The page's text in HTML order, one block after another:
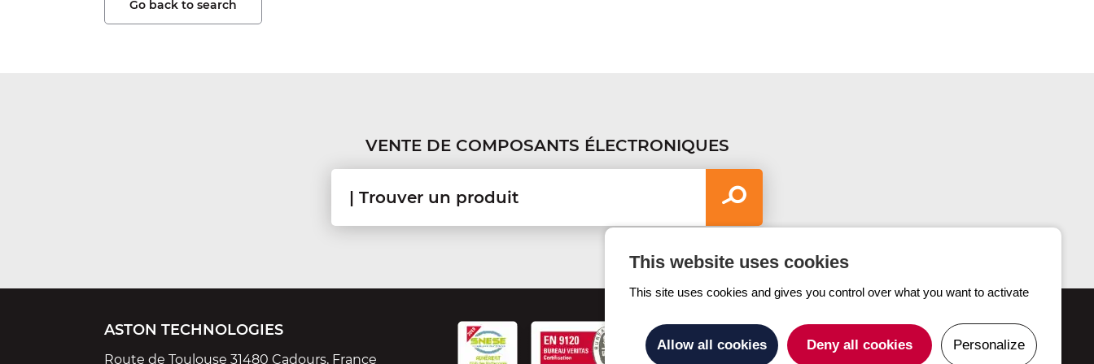
Go back to search
VENTE DE COMPOSANTS ÉLECTRONIQUES
ASTON TECHNOLOGIES
Route de Toulouse 31480 Cadours, France
Contactez-nous
This website uses cookies
This site uses cookies and gives you control over what you want to activate
Allow all cookies Deny all cookies Personalize